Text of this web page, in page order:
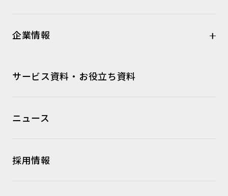
企業情報
サービス資料・お役立ち資料
ニュース
採用情報